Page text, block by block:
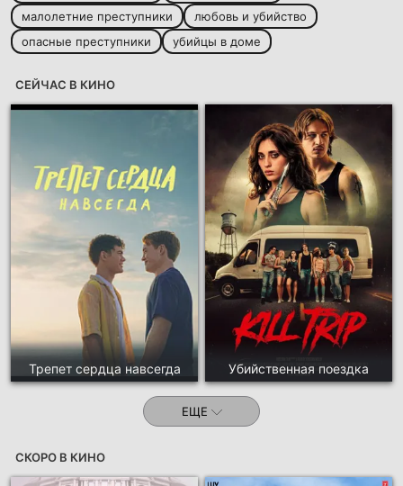
малолетние преступники
любовь и убийство
опасные преступники
убийцы в доме
СЕЙЧАС В КИНО
Трепет сердца навсегда Убийственная поездка
ЕЩЕ
СКОРО В КИНО